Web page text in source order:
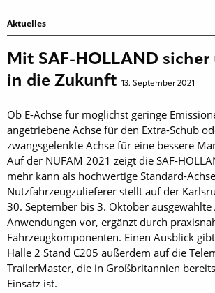
Aktuelles
Mit SAF-HOLLAND sicher
in die Zukunft 13. September 2021
Ob E-Achse für möglichst geringe
angetriebene Achse für den Extra-Schub
zwangsgelenkte Achse für eine bessere
Auf der NUFAM 2021 zeigt die SAF-
mehr kann als hochwertige Standard-
Nutzfahrzeugzulieferer stellt auf der
30. September bis 3. Oktober ausgewählte
Anwendungen vor, ergänzt durch
Fahrzeugkomponenten. Einen Ausblick
Halle 2 Stand C205 außerdem auf die
TrailerMaster, die in Großbritannien
Einsatz ist.